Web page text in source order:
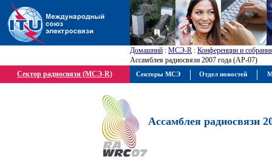
Домашний : МСЭ-R : Конференции и
Ассамблея радиосвязи 2007 года (АР-07)
Сектор радиосвязи (МСЭ-R)
Ассамблея радиосвязи
Секторы МСЭ Отдел новостей